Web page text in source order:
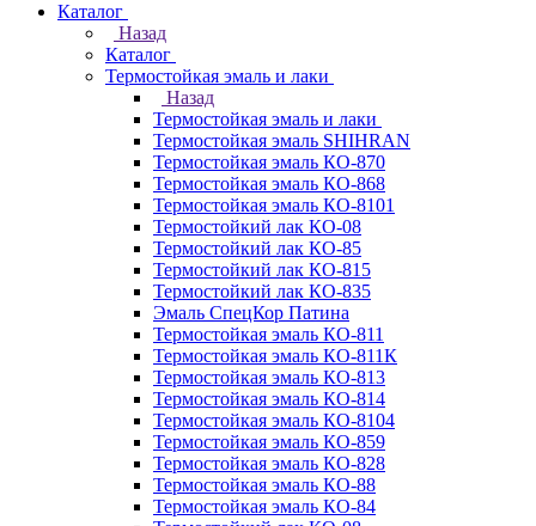
Каталог
Назад
Каталог
Термостойкая эмаль и лаки
Назад
Термостойкая эмаль и лаки
Термостойкая эмаль SHIHRAN
Термостойкая эмаль КО-870
Термостойкая эмаль КО-868
Термостойкая эмаль КО-8101
Термостойкий лак КО-08
Термостойкий лак КО-85
Термостойкий лак КО-815
Термостойкий лак КО-835
Эмаль СпецКор Патина
Термостойкая эмаль КО-811
Термостойкая эмаль КО-811К
Термостойкая эмаль КО-813
Термостойкая эмаль КО-814
Термостойкая эмаль КО-8104
Термостойкая эмаль КО-859
Термостойкая эмаль КО-828
Термостойкая эмаль КО-88
Термостойкая эмаль КО-84